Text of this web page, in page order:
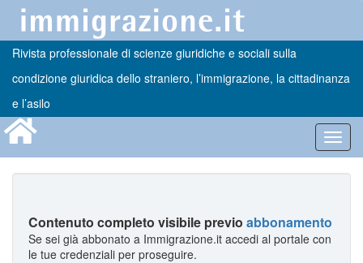
Rivista professionale di scienze giuridiche e sociali sulla
condizione giuridica dello straniero, l’immigrazione, la cittadinanza
e l’asilo
Contenuto completo visibile previo abbonamento
Se sei già abbonato a Immigrazione.it accedi al portale con
le tue credenziali per proseguire.